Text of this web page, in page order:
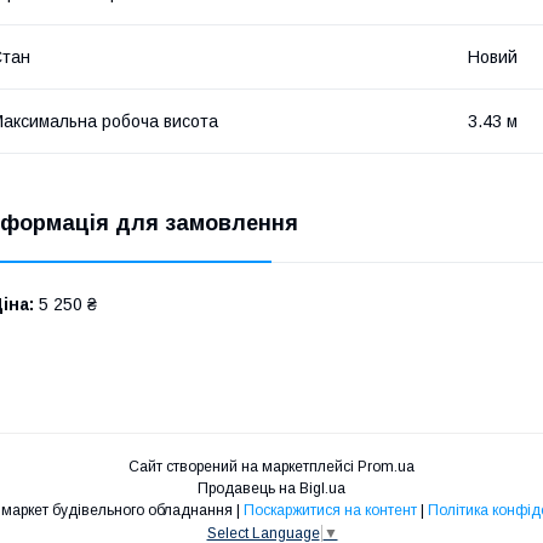
Новий
робоча висота 3.43 м
для замовлення
5 250 ₴
Сайт створений на маркетплейсі Prom.ua
Продавець на Bigl.ua
Техпром - маркет будівельного обладнання | Поскаржитися на контент | Політика
Select Language ▼